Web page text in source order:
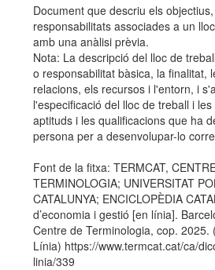
Document que descriu els
responsabilitats associades a un
amb una anàlisi prèvia.
Nota: La descripció del lloc de
o responsabilitat bàsica, la finalitat,
relacions, els recursos i l'entorn, i
l'especificació del lloc de treball i
aptituds i les qualificacions que ha
persona per a desenvolupar-lo
Font de la fitxa: TERMCAT,
TERMINOLOGIA; UNIVERSITAT
CATALUNYA; ENCICLOPÈDIA
d’economia i gestió [en línia].
Centre de Terminologia, cop. 2025.
Línia) https://www.termcat.cat/ca/
linia/339